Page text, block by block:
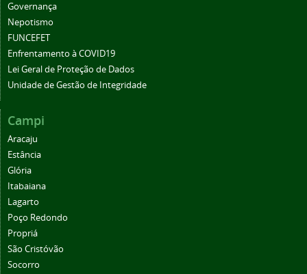
Governança
Nepotismo
FUNCEFET
Enfrentamento à COVID19
Lei Geral de Proteção de Dados
Unidade de Gestão de Integridade
Campi
Aracaju
Estância
Glória
Itabaiana
Lagarto
Poço Redondo
Propriá
São Cristóvão
Socorro